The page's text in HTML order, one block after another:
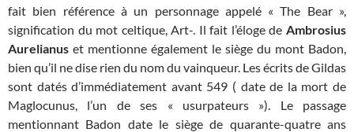
fait bien référence à un personnage appelé « The Bear »,
signification du mot celtique, Art-. Il fait l’éloge de Ambrosius
Aurelianus et mentionne également le siège du mont Badon,
bien qu’il ne dise rien du nom du vainqueur. Les écrits de Gildas
sont datés d’immédiatement avant 549 ( date de la mort de
Maglocunus, l’un de ses « usurpateurs »). Le passage
mentionnant Badon date le siège de quarante-quatre ans